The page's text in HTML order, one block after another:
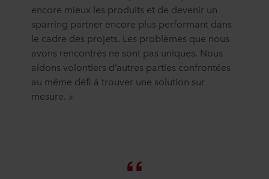
encore mieux les produits et de devenir un
sparring partner encore plus performant dans
le cadre des projets. Les problèmes que nous
avons rencontrés ne sont pas uniques. Nous
aidons volontiers d’autres parties confrontées
au même défi à trouver une solution sur
mesure. »